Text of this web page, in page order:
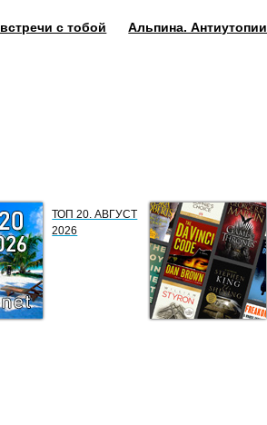
с тобой
Альпина. Антиутопии
ТОП 20. АВГУСТ
2026